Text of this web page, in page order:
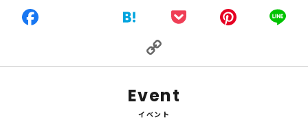
Facebook HatenaPocket
Link
Event
イベント